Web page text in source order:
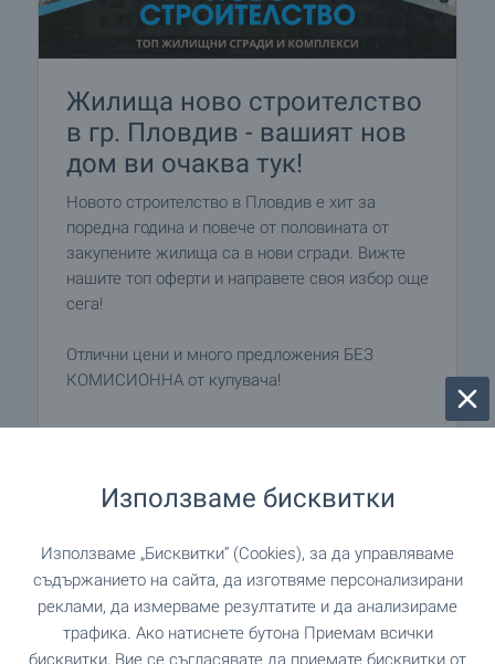
Жилища ново строителство
в гр. Пловдив - вашият нов
дом ви очаква тук!
Новото строителство в Пловдив е хит за
поредна година и повече от половината от
закупените жилища са в нови сгради. Вижте
нашите топ оферти и направете своя избор още
сега!
Отлични цени и много предложения БЕЗ
КОМИСИОННА от купувача!
Използваме бисквитки
Използваме „Бисквитки“ (Cookies), за да управляваме
съдържанието на сайта, да изготвяме персонализирани
реклами, да измерваме резултатите и да анализираме
трафика. Ако натиснете бутона Приемам всички
бисквитки, Вие се съгласявате да приемате бисквитки от